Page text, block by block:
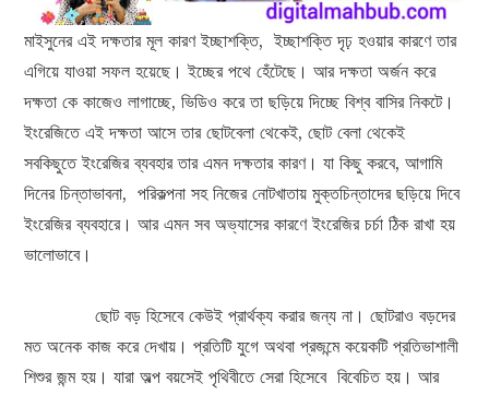
মাইসুনের এই দক্ষতার মূল কারণ ইচ্ছাশক্তি, ইচ্ছাশক্তি দৃঢ় হওয়ার কারণে তার
এগিয়ে যাওয়া সফল হয়েছে। ইচ্ছের পথে হেঁটেছে। আর দক্ষতা অর্জন করে
দক্ষতা কে কাজেও লাগাচ্ছে, ভিডিও করে তা ছড়িয়ে দিচ্ছে বিশ্ব বাসির নিকটে।
ইংরেজিতে এই দক্ষতা আসে তার ছোটবেলা থেকেই, ছোট বেলা থেকেই
সবকিছুতে ইংরেজির ব্যবহার তার এমন দক্ষতার কারণ। যা কিছু করবে, আগামি
দিনের চিন্তাভাবনা, পরিকল্পনা সহ নিজের নোটখাতায় মুক্তচিন্তাদের ছড়িয়ে দিবে
ইংরেজির ব্যবহারে। আর এমন সব অভ্যাসের কারণে ইংরেজির চর্চা ঠিক রাখা হয়
ভালোভাবে।
ছোট বড় হিসেবে কেউই প্রার্থক্য করার জন্য না। ছোটরাও বড়দের
মত অনেক কাজ করে দেখায়। প্রতিটি যুগে অথবা প্রজন্মে কয়েকটি প্রতিভাশালী
শিশুর জন্ম হয়। যারা অল্প বয়সেই পৃথিবীতে সেরা হিসেবে বিবেচিত হয়। আর